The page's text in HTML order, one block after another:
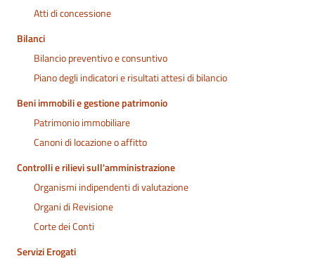
Atti di concessione
Bilanci
Bilancio preventivo e consuntivo
Piano degli indicatori e risultati attesi di bilancio
Beni immobili e gestione patrimonio
Patrimonio immobiliare
Canoni di locazione o affitto
Controlli e rilievi sull'amministrazione
Organismi indipendenti di valutazione
Organi di Revisione
Corte dei Conti
Servizi Erogati